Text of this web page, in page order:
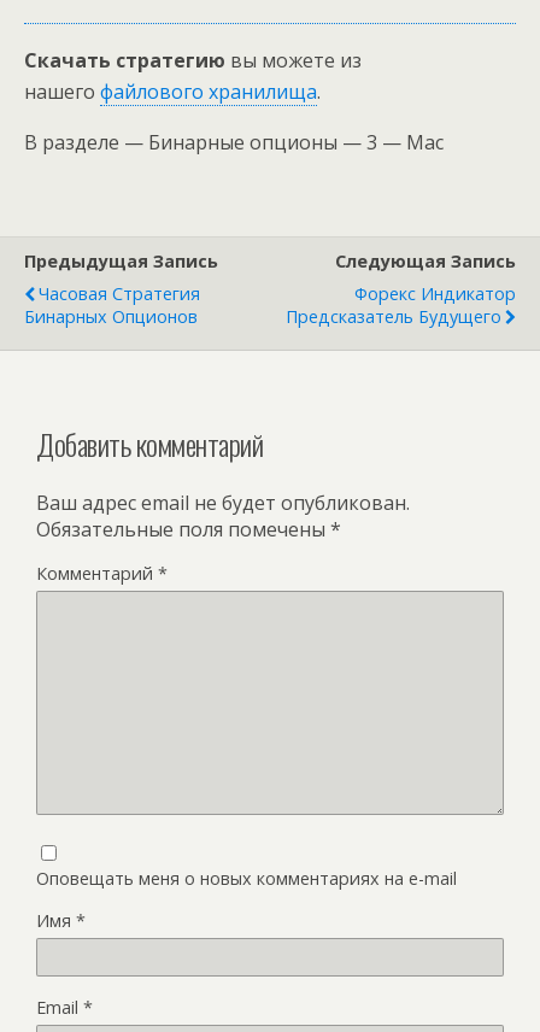
Скачать стратегию вы можете из
нашего файлового хранилища.
В разделе — Бинарные опционы — 3 — Mac
Предыдущая Запись
Часовая Стратегия
Бинарных Опционов
Следующая Запись
Форекс Индикатор
Предсказатель Будущего
Добавить комментарий
Ваш адрес email не будет опубликован.
Обязательные поля помечены *
Комментарий *
Оповещать меня о новых комментариях на e-mail
Имя *
Email *